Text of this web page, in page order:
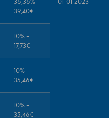
36,36%-
39,40€
01-01-2023
10% –
17,73€
10% –
35,46€
10% –
35,46€